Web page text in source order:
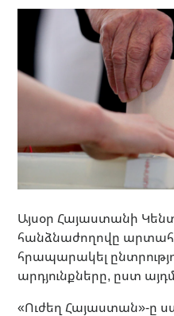
Այսօր Հայաստանի
հանձնաժողովը
հրապարակել
արդյունքները, ըստ
«Ուժեղ Հայաստան»-ը